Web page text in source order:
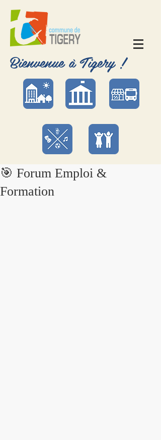
Bienvenue à Tigery !
🎯 Forum Emploi &
Formation